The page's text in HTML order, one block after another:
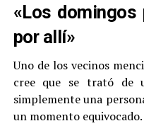
«Los domingos
por allí»
Uno de los vecinos
cree que se trató de
simplemente una
un momento equivocado.